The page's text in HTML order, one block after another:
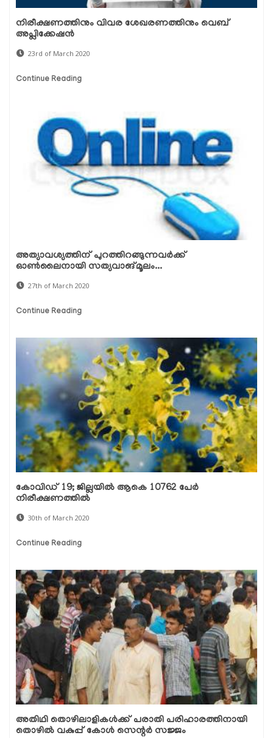
നിരീക്ഷണത്തിനും വിവര ശേഖരണത്തിനും വെബ്
അപ്ലിക്കേഷന്‍
23rd of March 2020
Continue Reading
അത്യാവശ്യത്തിന് പുറത്തിറങ്ങുന്നവര്‍ക്ക്
ഓണ്‍ലൈനായി സത്യവാങ്മൂലം...
27th of March 2020
Continue Reading
കോവിഡ് 19; ജില്ലയില്‍ ആകെ 10762 പേര്‍
നിരീക്ഷണത്തില്‍
30th of March 2020
Continue Reading
അതിഥി തൊഴിലാളികള്‍ക്ക് പരാതി പരിഹാരത്തിനായി
തൊഴില്‍ വകുപ്പ് കോള്‍ സെന്റര്‍ സജ്ജം